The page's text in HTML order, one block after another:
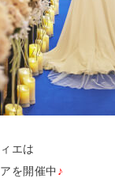
エは
を開催中 ♪